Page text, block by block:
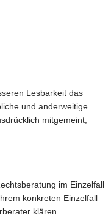
Lesbarkeit das
und anderweitige
mitgemeint,
im Einzelfall
konkreten Einzelfall
klären.